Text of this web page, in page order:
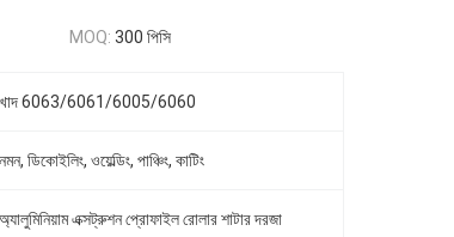
MOQ: 300 পিসি
খাদ 6063/6061/6005/6060
নমন, ডিকোইলিং, ওয়েল্ডিং, পাঞ্চিং, কাটিং
অ্যালুমিনিয়াম এক্সট্রুশন প্রোফাইল রোলার শাটার দরজা